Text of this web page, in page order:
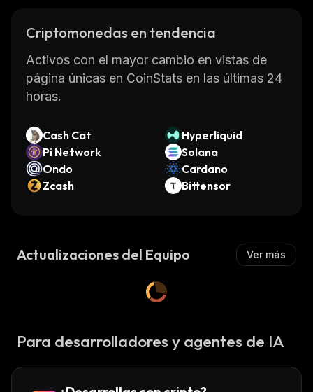
Criptomonedas en tendencia
Activos con el mayor cambio en vistas de
página únicas en CoinStats en las últimas 24
horas.
Cash Cat
Hyperliquid
Pi Network
Solana
Ondo
Cardano
Zcash
Bittensor
Actualizaciones del Equipo Ver más
Para desarrolladores y agentes de IA